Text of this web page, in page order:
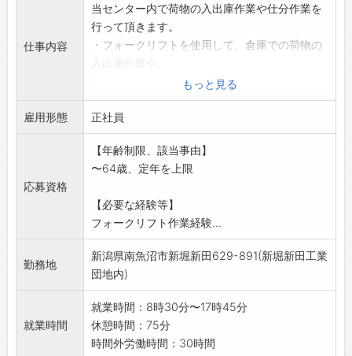
仕事内容
当センター内で荷物の入出庫作業や仕分作業を
行って頂きます。
・フォークリフトを使用して、倉庫での荷物の
荷物のトラックへの積み込み、取り降ろし作
業などを行います。
・手作業による荷物の仕分、積み降ろし作業も
行って頂きます。
重量物や、まとまった荷物の移動は、台車・
パレット・
を行います。
・扱う商品は、酒類・食料品・工業製品・家電
品などになります。
※先輩社員が丁寧にお教えしますので、安心し
てご応募ください。
もっと見る
雇用形態 正社員
応募資格
【年齢制限、該当事由】
〜64歳、定年を上限
【必要な経験等】
フォークリフト作業経験...
勤務地
新潟県南魚沼市新堀新田629-891(新堀新田工業
団地内)
就業時間
就業時間：8時30分〜17時45分
休憩時間：75分
時間外労働時間：30時間